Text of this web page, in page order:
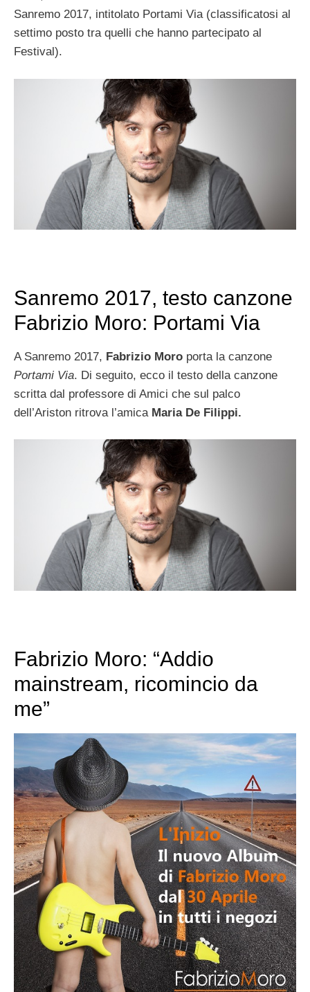
Sanremo 2017, intitolato Portami Via (classificatosi al
settimo posto tra quelli che hanno partecipato al
Festival).
Sanremo 2017, testo canzone
Fabrizio Moro: Portami Via
A Sanremo 2017, Fabrizio Moro porta la canzone
Portami Via. Di seguito, ecco il testo della canzone
scritta dal professore di Amici che sul palco
dell’Ariston ritrova l’amica Maria De Filippi.
Fabrizio Moro: “Addio
mainstream, ricomincio da
me”